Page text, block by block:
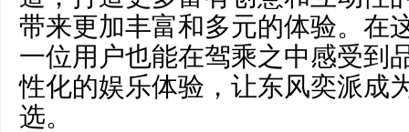
带来更加丰富和多元的体验。在
一位用户也能在驾乘之中感受到
性化的娱乐体验，让东风奕派成
选。